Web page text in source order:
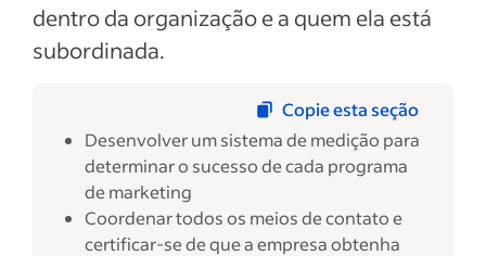
dentro da organização e a quem ela está
subordinada.
Copie esta seção
Desenvolver um sistema de medição para
determinar o sucesso de cada programa
de marketing
Coordenar todos os meios de contato e
certificar-se de que a empresa obtenha